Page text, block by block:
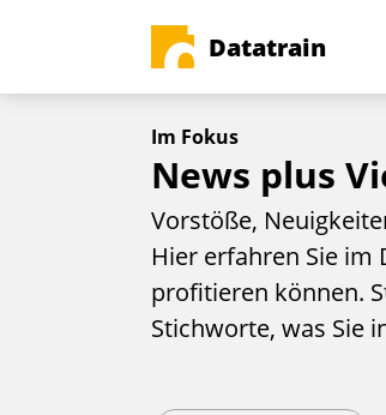
Datatrain
Im Fokus
News plus
Vorstöße,
Hier erfahren Sie im
profitieren können.
Stichworte, was Sie